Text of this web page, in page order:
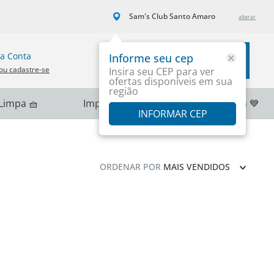
Sam's Club Santo Amaro
Informe seu cep
Insira seu CEP para ver
ofertas disponíveis em sua
região
INFORMAR CEP
Conta
cadastre-se
Carrinho
🧺 Importados 🌎 PlayStation 💙
ORDENAR POR MAIS VENDIDOS